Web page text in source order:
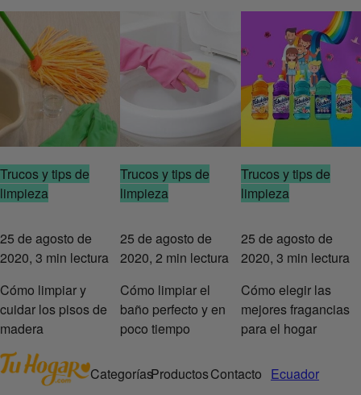
Trucos y tips de
limpieza
25 de agosto de
2020, 3 min lectura
Cómo limpiar y
cuidar los pisos de
madera
Trucos y tips de
limpieza
25 de agosto de
2020, 2 min lectura
Cómo limpiar el
baño perfecto y en
poco tiempo
Trucos y tips de
limpieza
25 de agosto de
2020, 3 min lectura
Cómo elegir las
mejores fragancias
para el hogar
CategoríasProductosContacto Ecuador